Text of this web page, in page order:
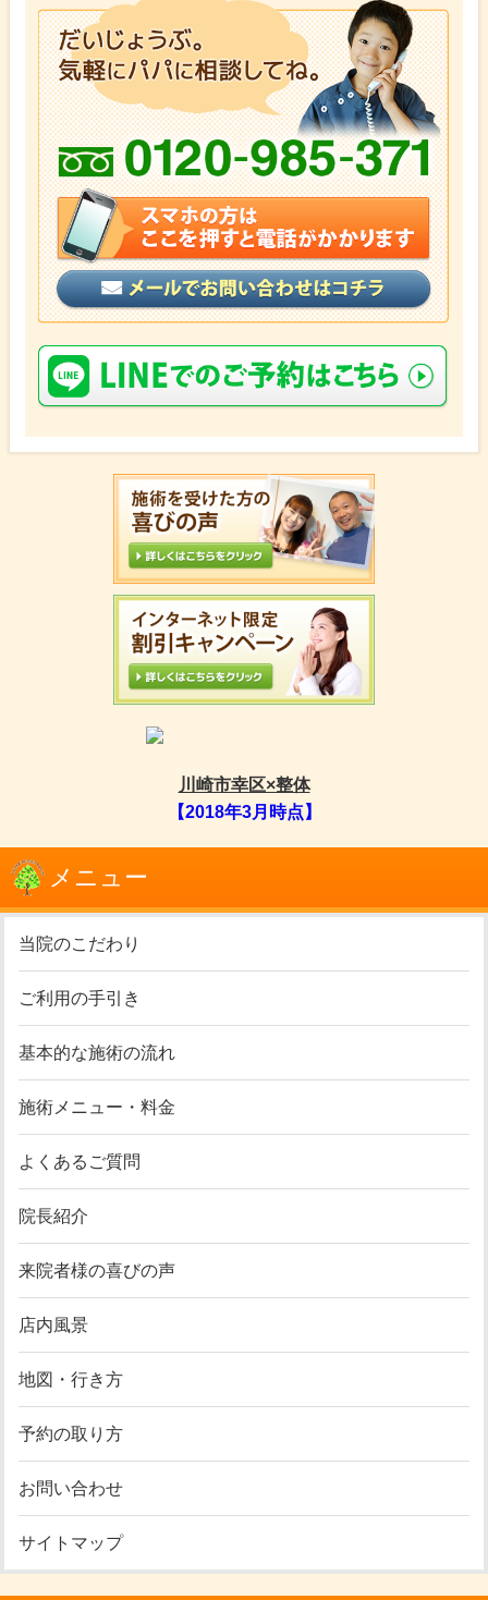
川崎市幸区×整体
【2018年3月時点】
メニュー
当院のこだわり
ご利用の手引き
基本的な施術の流れ
施術メニュー・料金
よくあるご質問
院長紹介
来院者様の喜びの声
店内風景
地図・行き方
予約の取り方
お問い合わせ
サイトマップ